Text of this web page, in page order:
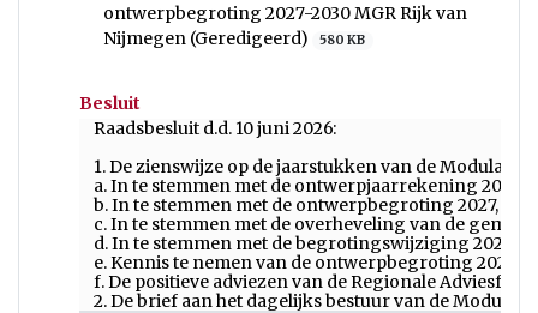
ontwerpbegroting 2027-2030 MGR Rijk van
Nijmegen (Geredigeerd)
580 KB
Besluit
Raadsbesluit d.d. 10 juni 2026:
1. De zienswijze op de jaarstukken van de
a. In te stemmen met de ontwerpjaarrekening
b. In te stemmen met de ontwerpbegroting 2027,
c. In te stemmen met de overheveling van de
d. In te stemmen met de begrotingswijziging 2026,
e. Kennis te nemen van de ontwerpbegroting 2028-
f. De positieve adviezen van de Regionale
2. De brief aan het dagelijks bestuur van de